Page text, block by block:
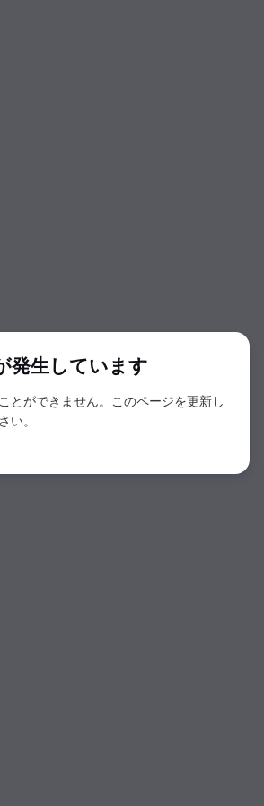
発生しています
とができません。このページを更新し
い。